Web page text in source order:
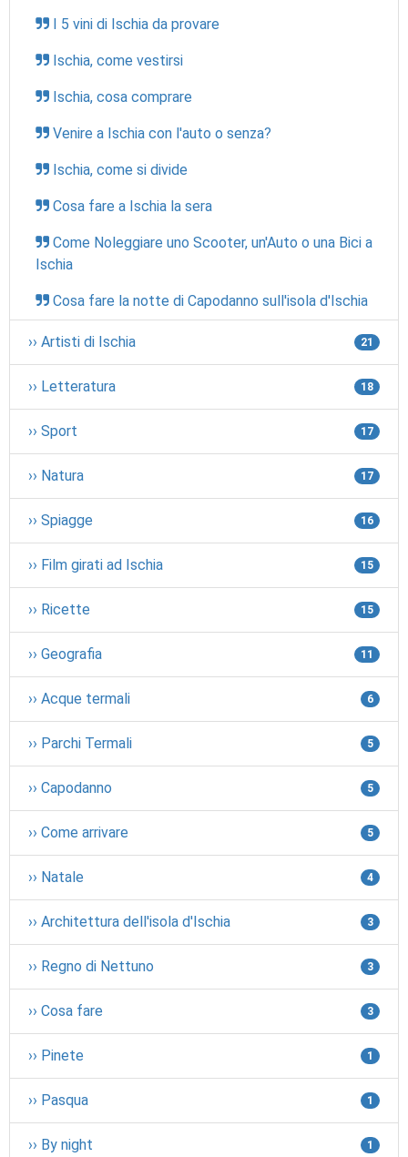
I 5 vini di Ischia da provare
Ischia, come vestirsi
Ischia, cosa comprare
Venire a Ischia con l'auto o senza?
Ischia, come si divide
Cosa fare a Ischia la sera
Come Noleggiare uno Scooter, un'Auto o una Bici a
Ischia
Cosa fare la notte di Capodanno sull'isola d'Ischia
›› Artisti di Ischia 21
›› Letteratura 18
›› Sport 17
›› Natura 17
›› Spiagge 16
›› Film girati ad Ischia 15
›› Ricette 15
›› Geografia 11
›› Acque termali 6
›› Parchi Termali 5
›› Capodanno 5
›› Come arrivare 5
›› Natale 4
›› Architettura dell'isola d'Ischia 3
›› Regno di Nettuno 3
›› Cosa fare 3
›› Pinete 1
›› Pasqua 1
›› By night 1